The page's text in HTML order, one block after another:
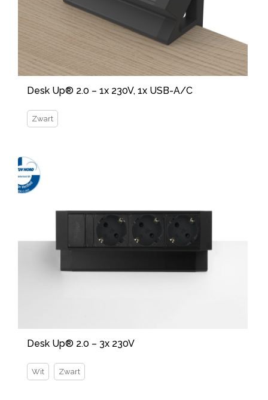
Desk Up® 2.0 – 1x 230V, 1x USB-A/C
Zwart
Desk Up® 2.0 – 3x 230V
Wit Zwart